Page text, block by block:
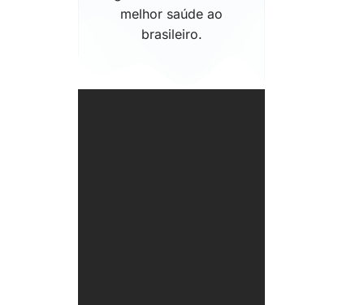
melhor saúde ao
brasileiro.